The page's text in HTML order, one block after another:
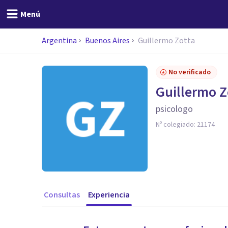
Menú
Argentina Buenos Aires Guillermo Zotta
No verificado
Guillermo
psicologo
Nº colegiado: 21174
Consultas Experiencia